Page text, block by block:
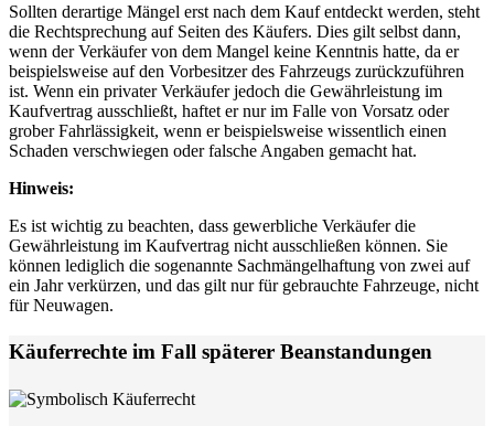
Sollten derartige Mängel erst nach dem Kauf entdeckt werden, steht
die Rechtsprechung auf Seiten des Käufers. Dies gilt selbst dann,
wenn der Verkäufer von dem Mangel keine Kenntnis hatte, da er
beispielsweise auf den Vorbesitzer des Fahrzeugs zurückzuführen
ist. Wenn ein privater Verkäufer jedoch die Gewährleistung im
Kaufvertrag ausschließt, haftet er nur im Falle von Vorsatz oder
grober Fahrlässigkeit, wenn er beispielsweise wissentlich einen
Schaden verschwiegen oder falsche Angaben gemacht hat.
Hinweis:
Es ist wichtig zu beachten, dass gewerbliche Verkäufer die
Gewährleistung im Kaufvertrag nicht ausschließen können. Sie
können lediglich die sogenannte Sachmängelhaftung von zwei auf
ein Jahr verkürzen, und das gilt nur für gebrauchte Fahrzeuge, nicht
für Neuwagen.
Käuferrechte im Fall späterer Beanstandungen